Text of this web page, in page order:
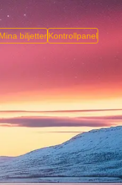
Mina biljetterKontrollpanel